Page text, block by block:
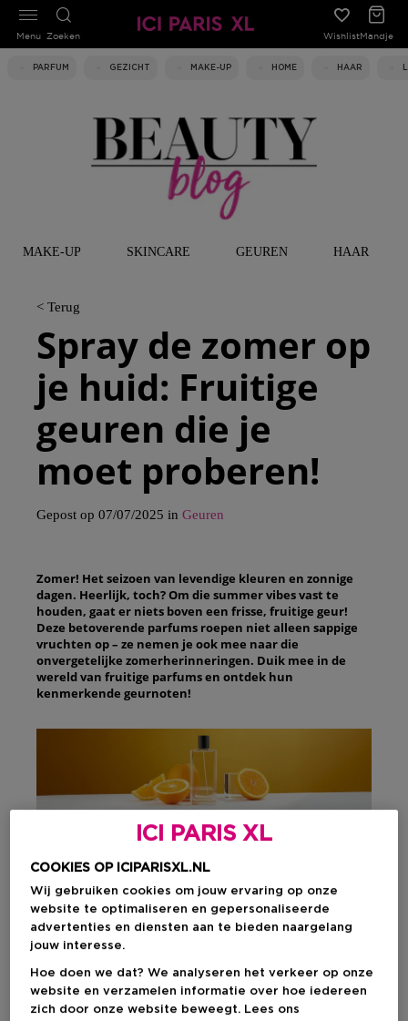
Zoeken WishlistMandje
PARFUM GEZICHT MAKE-UP HOME HAAR
Menu
MAKE-UP SKINCARE GEUREN HAAR
< Terug
Spray de zomer op
je huid: Fruitige
geuren die je
moet proberen!
Gepost op 07/07/2025 in Geuren
Zomer! Het seizoen van levendige kleuren en zonnige
dagen. Heerlijk, toch? Om die summer vibes vast te
houden, gaat er niets boven een frisse, fruitige geur!
Deze betoverende parfums roepen niet alleen sappige
vruchten op – ze nemen je ook mee naar die
onvergetelijke zomerherinneringen. Duik mee in de
wereld van fruitige parfums en ontdek hun
kenmerkende geurnoten!
Wat zijn Fruitige Geuren?
Verschillende Soorten Fruitige Geuren
Spotlights op Populaire Fruitige Geurnoten
De Beste Fruitige Geuren bij ICI PARIS XL
Wat zijn Fruitige
Geuren?
ICI PARIS XL
COOKIES OP ICIPARISXL.NL
Wij gebruiken cookies om jouw ervaring op onze
website te optimaliseren en gepersonaliseerde
advertenties en diensten aan te bieden naargelang
jouw interesse.
Hoe doen we dat? We analyseren het verkeer op onze
website en verzamelen informatie over hoe iedereen
zich door onze website beweegt. Lees ons